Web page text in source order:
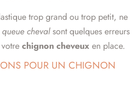
trop grand ou trop petit, ne
queue chevalsont quelques erreurs
chignon cheveuxen place.
POUR UN CHIGNON